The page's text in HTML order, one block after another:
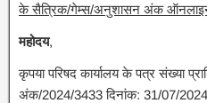
के सैत्रिक/गेम्स/अनुशासन अंक
महोदय,
कृपया परिषद कार्यालय के पत्र संख्या
अंक/2024/3433 दिनांक: 31/07/